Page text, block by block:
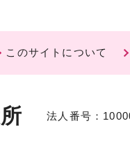
このサイトについて
法人番号：